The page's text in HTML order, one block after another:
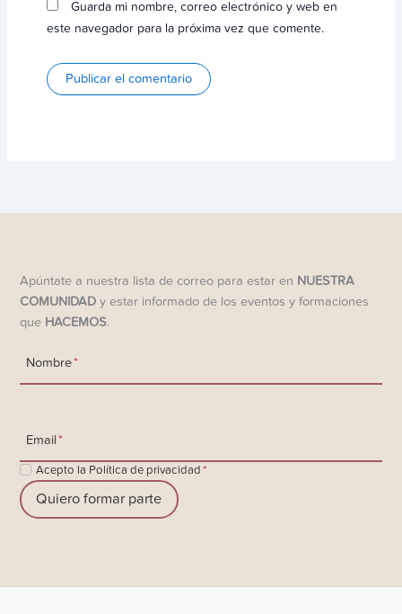
Guarda mi nombre, correo electrónico y web en
este navegador para la próxima vez que comente.
Apúntate a nuestra lista de correo para estar en NUESTRA
COMUNIDADy estar informado de los eventos y formaciones
que HACEMOS.
Nombre*
Email *
Acepto la Política de privacidad *
Quiero formar parte